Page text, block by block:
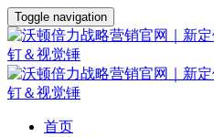
Toggle navigation
首页